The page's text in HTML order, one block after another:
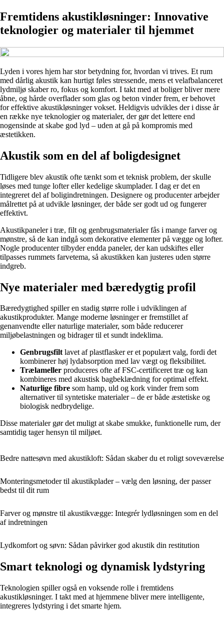
Fremtidens akustikløsninger: Innovative
teknologier og materialer til hjemmet
Lyden i vores hjem har stor betydning for, hvordan vi trives. Et rum
med dårlig akustik kan hurtigt føles stressende, mens et velafbalanceret
lydmiljø skaber ro, fokus og komfort. I takt med at boliger bliver mere
åbne, og hårde overflader som glas og beton vinder frem, er behovet
for effektive akustikløsninger vokset. Heldigvis udvikles der i disse år
en række nye teknologier og materialer, der gør det lettere end
nogensinde at skabe god lyd – uden at gå på kompromis med
æstetikken.
Akustik som en del af boligdesignet
Tidligere blev akustik ofte tænkt som et teknisk problem, der skulle
løses med tunge lofter eller kedelige skumplader. I dag er det en
integreret del af boligindretningen. Designere og producenter arbejder
målrettet på at udvikle løsninger, der både ser godt ud og fungerer
effektivt.
Akustikpaneler i træ, filt og genbrugsmaterialer fås i mange farver og
mønstre, så de kan indgå som dekorative elementer på vægge og lofter.
Nogle producenter tilbyder endda paneler, der kan udskiftes eller
tilpasses rummets farvetema, så akustikken kan justeres uden større
indgreb.
Nye materialer med bæredygtig profil
Bæredygtighed spiller en stadig større rolle i udviklingen af
akustikprodukter. Mange moderne løsninger er fremstillet af
genanvendte eller naturlige materialer, som både reducerer
miljøbelastningen og bidrager til et sundt indeklima.
Genbrugsfiltlavet af plastflasker er et populært valg, fordi det
kombinerer høj lydabsorption med lav vægt og fleksibilitet.
Trælameller produceres ofte af FSC-certificeret træ og kan
kombineres med akustisk bagbeklædning for optimal effekt.
Naturlige fibre som hamp, uld og kork vinder frem som
alternativer til syntetiske materialer – de er både æstetiske og
biologisk nedbrydelige.
Disse materialer gør det muligt at skabe smukke, funktionelle rum, der
samtidig tager hensyn til miljøet.
Bedre nattesøvn med akustikloft: Sådan skaber du et roligt soveværelse
Monteringsmetoder til akustikplader – vælg den løsning, der passer
bedst til dit rum
Farver og mønstre til akustikvægge: Integrér lydløsningen som en del
af indretningen
Lydkomfort og søvn: Sådan påvirker god akustik din restitution
Smart teknologi og dynamisk lydstyring
Teknologien spiller også en voksende rolle i fremtidens
akustikløsninger. I takt med at hjemmene bliver mere intelligente,
integreres lydstyring i det smarte hjem.